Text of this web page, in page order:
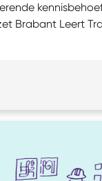
Brabant Leert
omscholing. Dit
scholingsmodel
nieuwe
een veerkrachtige